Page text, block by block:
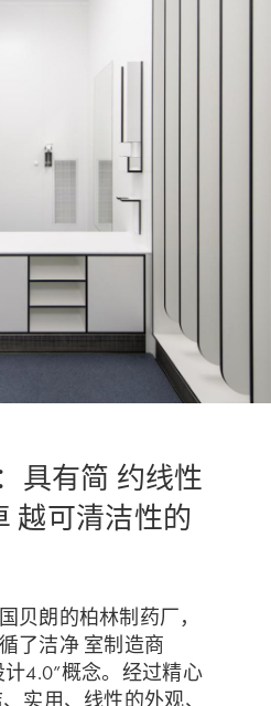
具有简 约线性
越可清洁性的
贝朗的柏林制药厂，
了洁净 室制造商
计4.0”概念。经过精心
实用、线性的外观、